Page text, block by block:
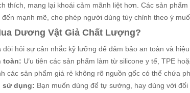
thích, mang lại khoái cảm mãnh liệt hơn. Các sản phẩm
mạnh mẽ, cho phép người dùng tùy chỉnh theo ý
Dương Vật Giả Chất Lượng?
đòi hỏi sự cân nhắc kỹ lưỡng để đảm bảo an toàn và
toàn: Ưu tiên các sản phẩm làm từ silicone y tế, TPE
các sản phẩm giá rẻ không rõ nguồn gốc có thể chứa
sử dụng: Bạn muốn dùng để tự sướng, hay dùng với